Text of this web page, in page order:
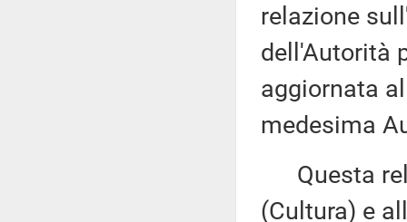
relazione
dell'Autorità
aggiornata
medesima
Questa
(Cultura) e